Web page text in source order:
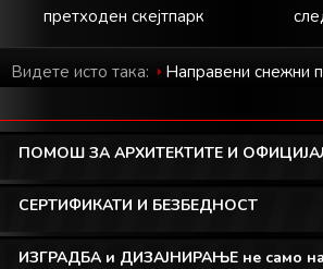
претходен скејтпарк
Видете исто така: Направени снежни
ПОМОШ ЗА АРХИТЕКТИТЕ И
СЕРТИФИКАТИ И БЕЗБЕДНОСТ
ИЗГРАДБА и ДИЗАЈНИРАЊЕ не само на